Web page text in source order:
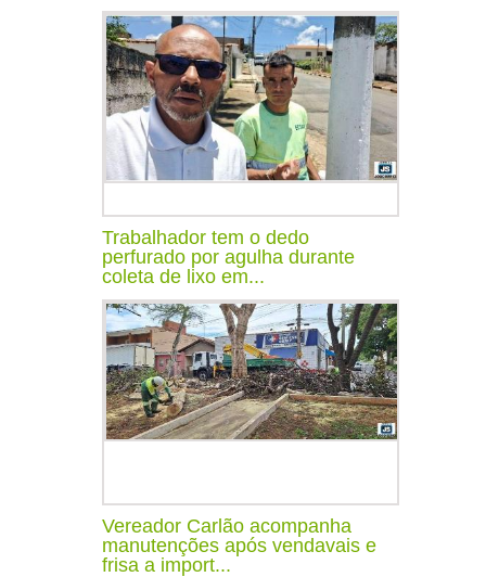
Trabalhador tem o dedo
perfurado por agulha durante
coleta de lixo em...
Vereador Carlão acompanha
manutenções após vendavais e
frisa a import...